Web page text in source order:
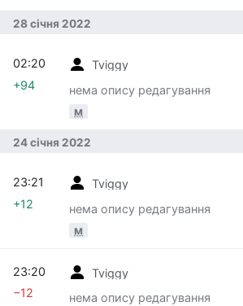
28 січня 2022
Tviggy
нема опису редагування
м
02:20
+94
24 січня 2022
Tviggy
нема опису редагування
м
23:21
+12
Tviggy
нема опису редагування
23:20
−12